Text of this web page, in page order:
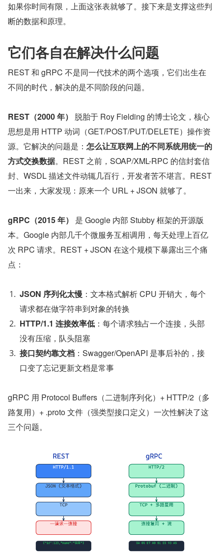
如果你时间有限，上面这张表就够了。接下来是支撑这些判
断的数据和原理。
它们各自在解决什么问题
REST 和 gRPC 不是同一代技术的两个选项，它们出生在
不同的时代，解决的是不同阶段的问题。
REST（2000 年）
脱胎于 Roy Fielding 的博士论文，核心
思想是用 HTTP 动词（GET/POST/PUT/DELETE）操作资
源。它解决的问题是： 怎么让互联网上的不同系统用统一的
方式交换数据。REST 之前，SOAP/XML-RPC 的信封套信
封、WSDL 描述文件动辄几百行，开发者苦不堪言。REST
一出来，大家发现：原来一个 URL + JSON 就够了。
gRPC（2015 年）
是 Google 内部 Stubby 框架的开源版
本。Google 内部几千个微服务互相调用，每天处理上百亿
次 RPC 请求。REST + JSON 在这个规模下暴露出三个痛
点：
JSON 序列化太慢 ：文本格式解析 CPU 开销大，每个
请求都在做字符串到对象的转换
HTTP/1.1 连接效率低 ：每个请求独占一个连接，头部
没有压缩，队头阻塞
接口契约靠文档 ：Swagger/OpenAPI 是事后补的，接
口变了忘记更新文档是常事
gRPC 用 Protocol Buffers（二进制序列化）+ HTTP/2（多
路复用）+ .proto 文件（强类型接口定义）一次性解决了这
三个问题。